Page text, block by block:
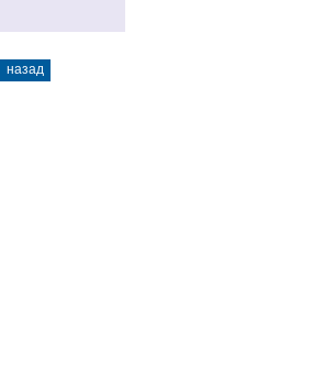
назад